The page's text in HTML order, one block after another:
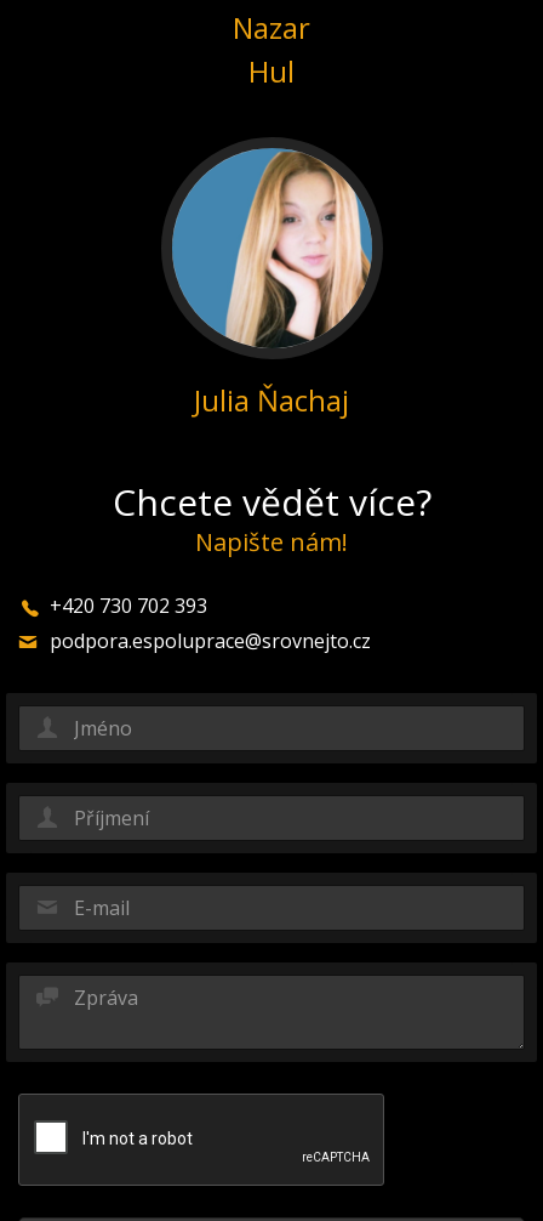
Nazar
Hul
Julia Ňachaj
Chcete vědět více?
Napište nám!
+420 730 702 393
podpora.espoluprace@srovnejto.cz